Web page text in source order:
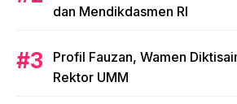
dan Mendikdasmen RI
Profil Fauzan, Wamen
Rektor UMM